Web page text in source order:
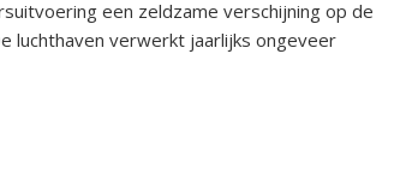
een zeldzame verschijning op de
luchthaven verwerkt jaarlijks ongeveer